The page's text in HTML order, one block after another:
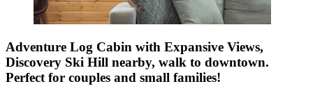
Adventure Log Cabin with Expansive Views,
Discovery Ski Hill nearby, walk to downtown.
Perfect for couples and small families!